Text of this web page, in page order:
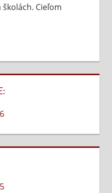
Cieľom